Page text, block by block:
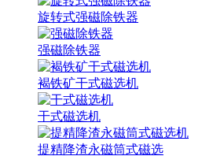
旋转式强磁除铁器
强磁除铁器
褐铁矿干式磁选机
干式磁选机
提精降渣永磁筒式磁选